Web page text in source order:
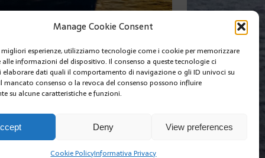
Manage Cookie Consent
migliori esperienze, utilizziamo tecnologie come i cookie per memorizzare
alle informazioni del dispositivo. Il consenso a queste tecnologie ci
elaborare dati quali il comportamento di navigazione o gli ID univoci su
mancato consenso o la revoca del consenso possono influire
su alcune caratteristiche e funzioni.
Deny View preferences
Cookie PolicyInformativa Privacy
SIAMO COOKIE POLICY (EU)